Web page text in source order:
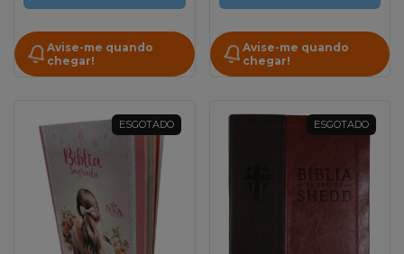
Avise-me quando
chegar!
Avise-me quando
chegar!
ESGOTADO ESGOTADO